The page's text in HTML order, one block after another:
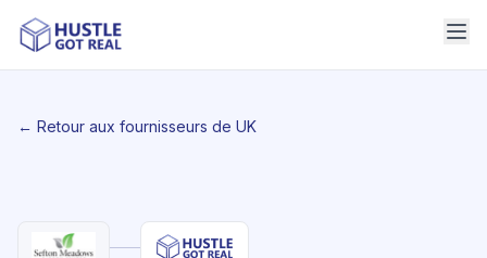
← Retour aux fournisseurs de UK